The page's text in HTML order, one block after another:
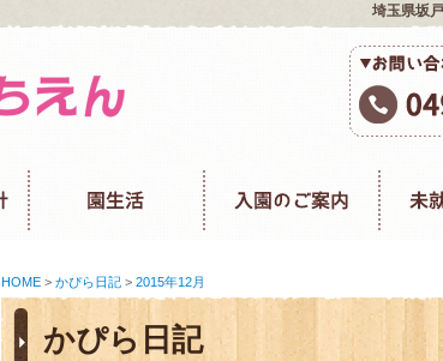
埼玉県坂
HOME > かぴら日記 > 2015年12月
かぴら日記